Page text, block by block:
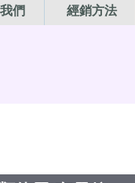
們 經銷方法